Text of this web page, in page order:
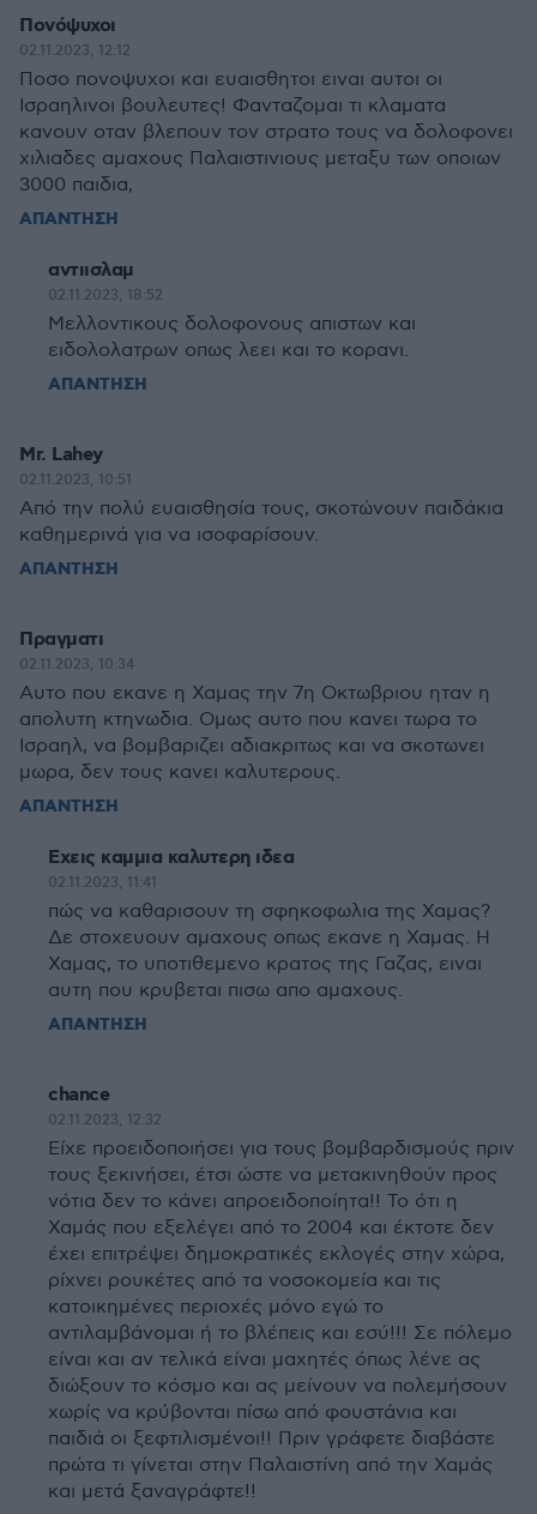
Πονόψυχοι
02.11.2023, 12:12
Ποσο πονοψυχοι και ευαισθητοι ειναι αυτοι οι
Ισραηλινοι βουλευτες! Φανταζομαι τι κλαματα
κανουν οταν βλεπουν τον στρατο τους να δολοφονει
χιλιαδες αμαχους Παλαιστινιους μεταξυ των οποιων
3000 παιδια,
ΑΠΑΝΤΗΣΗ
αντιισλαμ
02.11.2023, 18:52
Μελλοντικους δολοφονους απιστων και
ειδολολατρων οπως λεει και το κορανι.
ΑΠΑΝΤΗΣΗ
Mr. Lahey
02.11.2023, 10:51
Από την πολύ ευαισθησία τους, σκοτώνουν παιδάκια
καθημερινά για να ισοφαρίσουν.
ΑΠΑΝΤΗΣΗ
Πραγματι
02.11.2023, 10:34
Αυτο που εκανε η Χαμας την 7η Οκτωβριου ηταν η
απολυτη κτηνωδια. Ομως αυτο που κανει τωρα το
Ισραηλ, να βομβαριζει αδιακριτως και να σκοτωνει
μωρα, δεν τους κανει καλυτερους.
ΑΠΑΝΤΗΣΗ
Εχεις καμμια καλυτερη ιδεα
02.11.2023, 11:41
πώς να καθαρισουν τη σφηκοφωλια της Χαμας?
Δε στοχευουν αμαχους οπως εκανε η Χαμας. Η
Χαμας, το υποτιθεμενο κρατος της Γαζας, ειναι
αυτη που κρυβεται πισω απο αμαχους.
ΑΠΑΝΤΗΣΗ
chance
02.11.2023, 12:32
Είχε προειδοποιήσει για τους βομβαρδισμούς πριν
τους ξεκινήσει, έτσι ώστε να μετακινηθούν προς
νότια δεν το κάνει απροειδοποίητα!! Το ότι η
Χαμάς που εξελέγει από το 2004 και έκτοτε δεν
έχει επιτρέψει δημοκρατικές εκλογές στην χώρα,
ρίχνει ρουκέτες από τα νοσοκομεία και τις
κατοικημένες περιοχές μόνο εγώ το
αντιλαμβάνομαι ή το βλέπεις και εσύ!!! Σε πόλεμο
είναι και αν τελικά είναι μαχητές όπως λένε ας
διώξουν το κόσμο και ας μείνουν να πολεμήσουν
χωρίς να κρύβονται πίσω από φουστάνια και
παιδιά οι ξεφτιλισμένοι!! Πριν γράφετε διαβάστε
πρώτα τι γίνεται στην Παλαιστίνη από την Χαμάς
και μετά ξαναγράφτε!!